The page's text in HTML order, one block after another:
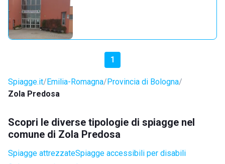
1
Spiagge.it Emilia-Romagna Provincia di Bologna
Zola Predosa
Scopri le diverse tipologie di spiagge nel
comune di Zola Predosa
Spiagge attrezzateSpiagge accessibili per disabili